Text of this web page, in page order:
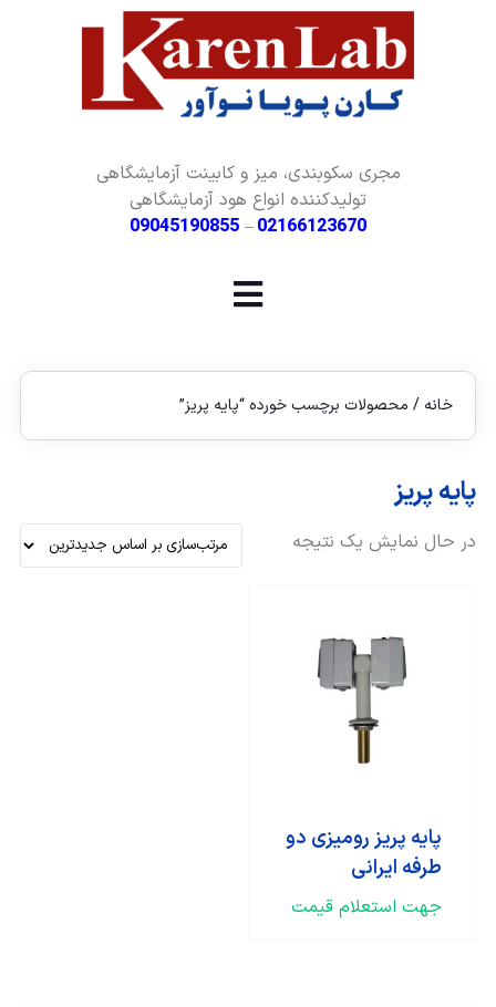
مجری سکوبندی، میز و کابینت آزمایشگاهی
تولیدکننده انواع هود آزمایشگاهی
02166123670
–
09045190855
خانه / محصولات برچسب خورده “پایه پریز”
پایه پریز
در حال نمایش یک نتیجه
پایه پریز رومیزی دو
طرفه ایرانی
جهت استعلام قیمت